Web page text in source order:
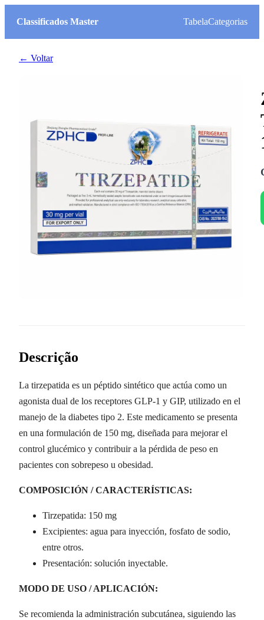
Classificados Master TabelaCategorias
← Voltar
Descrição
La tirzepatida es un péptido sintético que actúa como un
agonista dual de los receptores GLP-1 y GIP, utilizado en el
manejo de la diabetes tipo 2. Este medicamento se presenta
en una formulación de 150 mg, diseñada para mejorar el
control glucémico y contribuir a la pérdida de peso en
pacientes con sobrepeso u obesidad.
COMPOSICIÓN / CARACTERÍSTICAS:
Tirzepatida: 150 mg
Excipientes: agua para inyección, fosfato de sodio,
entre otros.
Presentación: solución inyectable.
MODO DE USO / APLICACIÓN:
Se recomienda la administración subcutánea, siguiendo las